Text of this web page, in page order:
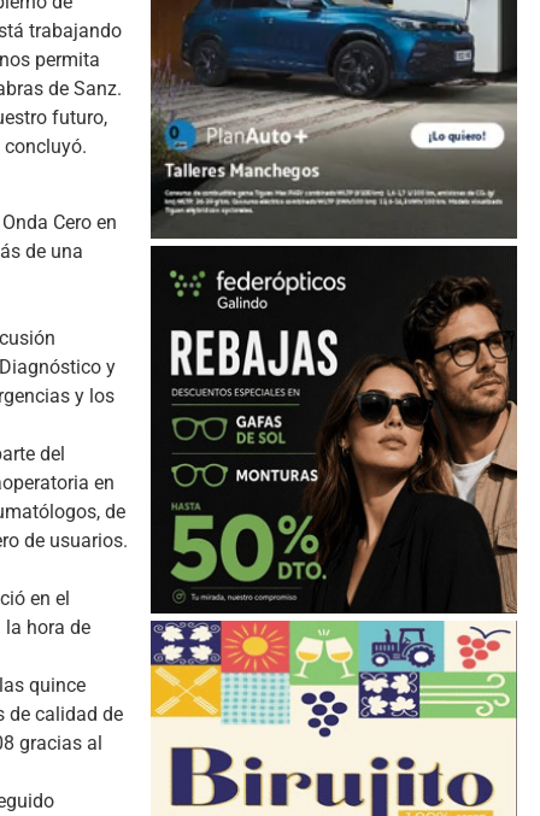
trabajando
permita
de Sanz.
futuro,
concluyó.
Cero en
de una
y
y los
del
en
de
de usuarios.
en el
la hora de
quince
de calidad de
gracias al